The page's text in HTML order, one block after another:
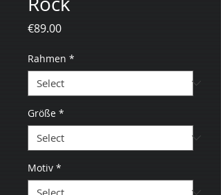
€89.00Price
Rahmen *
Größe *
Motiv *